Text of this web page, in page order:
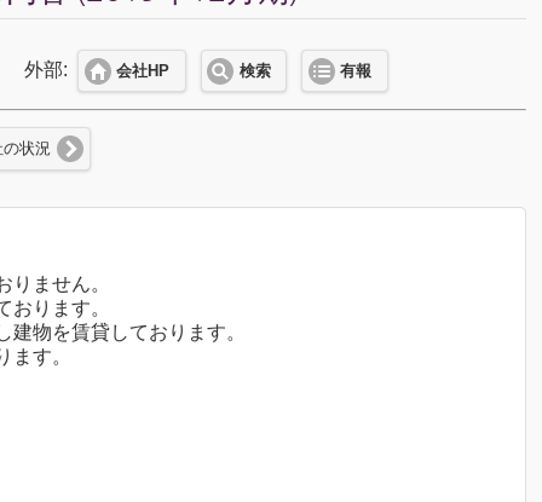
外部: 会社HP 検索 有報
の状況
ません。
ります。
物を賃貸しております。
す。